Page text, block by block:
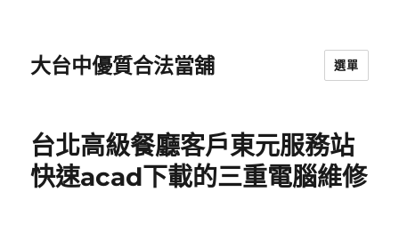
大台中優質合法當舖 選單
台北高級餐廳客戶東元服務站
快速acad下載的三重電腦維修